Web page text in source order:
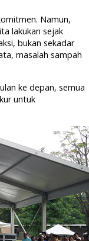
Namun,
lakukan sejak
bukan sekadar
masalah sampah
ke depan, semua
untuk